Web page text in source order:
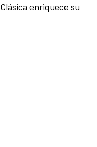
enriquece su